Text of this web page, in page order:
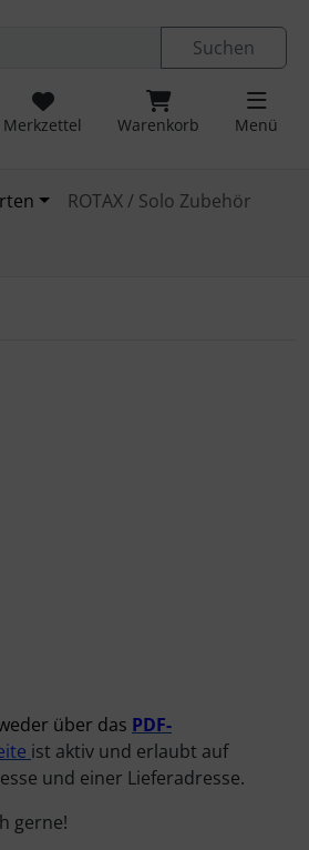
Suchen
Merkzettel Warenkorb Menü
ROTAX / Solo Zubehör
über das PDF-
ist aktiv und erlaubt auf
und einer Lieferadresse.
gerne!